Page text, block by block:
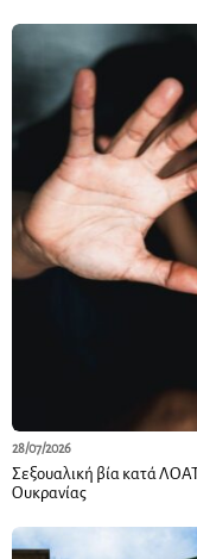
28/07/2026
Σεξουαλική βία κατά
Ουκρανίας